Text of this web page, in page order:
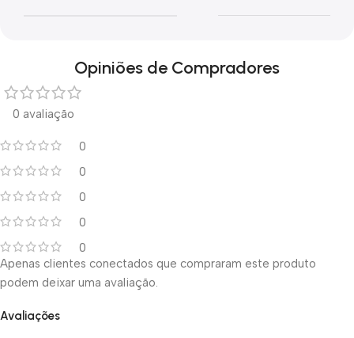
Opiniões de Compradores
0 avaliação
0
0
0
0
0
Avaliações
Apenas clientes conectados que compraram este produto
podem deixar uma avaliação.